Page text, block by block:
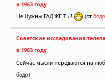
в 1963 году
Не Нужны ГАД ЖЕ ТЫ!
(от бодр
Советские исследования
в 1963 году
Сейчас мысли передаются на
бодр)